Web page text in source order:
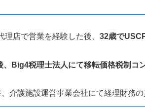
店で営業を経験した後、 32歳で
、Big4税理士法人にて移転価格税制コ
介護施設運営事業会社にて経理財務の